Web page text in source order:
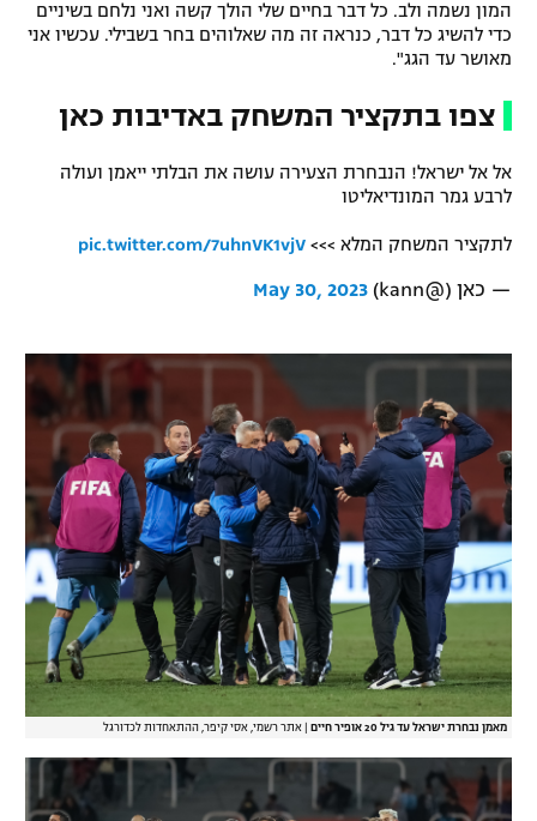
תקנון פעילות ספורט 1
לוח דרושים – ג'ובנט
המון נשמה ולב. כל דבר בחיים שלי הולך קשה ואני נלחם בשיניים
כדי להשיג כל דבר, כנראה זה מה שאלוהים בחר בשבילי. עכשיו אני
מאושר עד הגג".
צפו בתקציר המשחק באדיבות כאן
אל אל ישראל! הנבחרת הצעירה עושה את הבלתי ייאמן ועולה
לרבע גמר המונדיאליטו
לתקציר המשחק המלא >>> pic.twitter.com/7uhnVK1vjV
— כאן (@kann) May 30, 2023
מאמן נבחרת ישראל עד גיל 20 אופיר חיים אתר רשמי, אסי קיפר, ההתאחדות לכדורגל